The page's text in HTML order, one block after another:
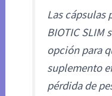
Las cápsulas
BIOTIC SLIM
opción para
suplemento
pérdida de